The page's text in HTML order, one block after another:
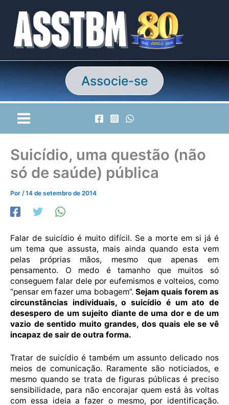
conteúdo
Associe-se
Suicídio, uma questão (não
só de saúde) pública
Por /14 de setembro de 2014
Falar de suicídio é muito difícil. Se a morte em si já é
um tema que assusta, mais ainda quando esta vem
pelas próprias mãos, mesmo que apenas em
pensamento. O medo é tamanho que muitos só
conseguem falar dele por eufemismos e volteios, como
“pensar em fazer uma bobagem”. Sejam quais forem as
circunstâncias individuais, o suicídio é um ato de
desespero de um sujeito diante de uma dor e de um
vazio de sentido muito grandes, dos quais ele se vê
incapaz de sair de outra forma.
Tratar de suicídio é também um assunto delicado nos
meios de comunicação. Raramente são noticiados, e
mesmo quando se trata de figuras públicas é preciso
sensibilidade, para não encorajar quem está às voltas
com essa ideia a fazer o mesmo, por identificação.